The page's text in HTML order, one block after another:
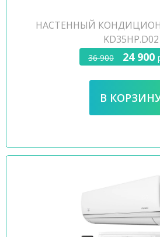
НАСТЕННЫЙ
KD35HP.D02
36 900 24 900